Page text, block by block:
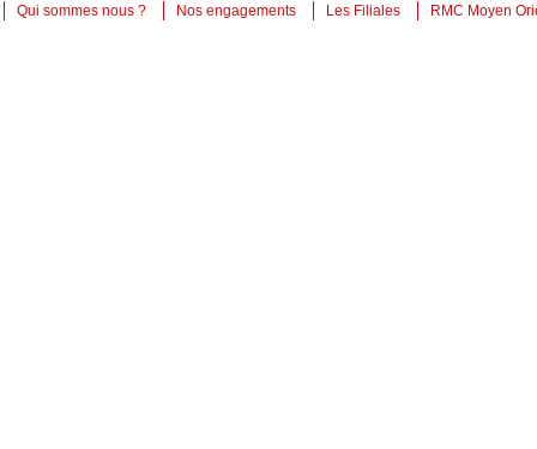
Qui sommes nous ? Nos engagements Les Filiales RMC Moyen